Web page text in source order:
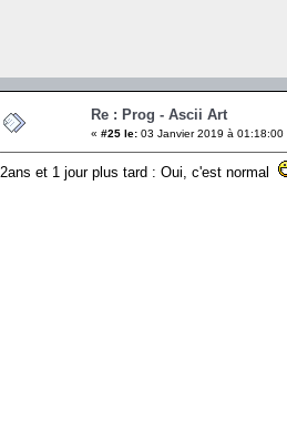
Re : Prog - Ascii Art
« #25 le: 03 Janvier 2019 à 01:18:00
2ans et 1 jour plus tard : Oui, c'est normal